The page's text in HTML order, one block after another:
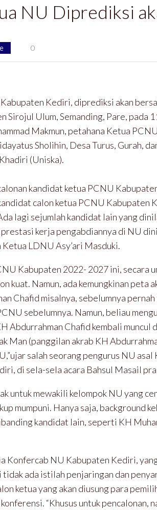
NU Diprediksi
0
Kediri, diprediksi akan
Sirojul Ulum, Semanding, Pare, pada
Makmun, petahana Ketua
Sholihin, Desa Turus, Gurah,
(Uniska).
kandidat ketua PCNU
calon ketua PCNU Kabupaten
lagi sejumlah kandidat lain yang
kerja pengabdiannya di NU
LDNU Asy’ari Masduki.
Kabupaten 2022- 2027 ini, secara
kuat. Namun, ada kemungkinan peta
Chafid misalnya, sebelumnya
sebelumnya. Namun, beliau
Abdurrahman Chafid kembali muncul
Man (panggilan akrab KH
salah seorang pengurus NU asal
di sela-sela acara Bahsul Masail
untuk mewakili kelompok NU yang
mumpuni. Hanya saja, background
kandidat lain, seperti KH
Konfercab NU Kabupaten Kediri,
ada istilah penjaringan dan
ketua yang akan diusung para
“Khusus untuk pencalonan,